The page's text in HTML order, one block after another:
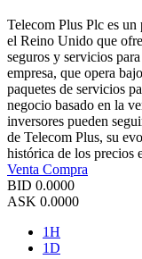
Telecom Plus Plc es
el Reino Unido que
seguros y servicios
empresa, que opera
paquetes de servicios
negocio basado en la
inversores pueden
de Telecom Plus, su
histórica de los precios
Venta Compra
BID 0.0000
ASK 0.0000
1H
1D